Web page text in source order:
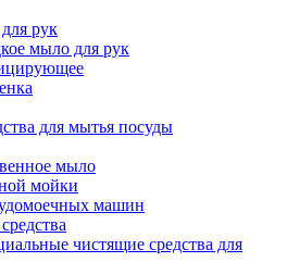
рук
мыло для рук
для мытья посуды
мыло
мойки
машин
чистящие средства для